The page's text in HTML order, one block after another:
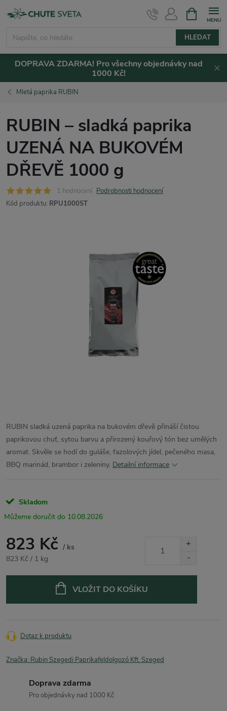
Přejít
HLEDAT
NÁKUPNÍ
KOŠÍK
DOPRAVA ZDARMA! Pro všechny objednávky nad
1000 Kč!
Mletá paprika RUBIN
RUBIN – sladká paprika
UZENÁ NA BUKOVÉM
DŘEVĚ 1000 g
1 hodnocení Podrobnosti hodnocení
Kód produktu: RPU1000ST
RUBIN sladká uzená paprika na bukovém dřevě přináší čistou
paprikovou chuť, sytou barvu a přirozený kouřový tón bez umělých
aromat. Skvěle se hodí do guláše, fazolových jídel, pečeného masa,
BBQ marinád, brambor i zeleniny. Detailní informace
Skladom
10.08.2026
823 Kč / ks
Měrná
823 Kč / 1 kg
VLOŽIT DO KOŠÍKU
Dotaz k produktu
Značka: Rubin Szegedi Paprikafeldolgozó Kft. Szeged
Doprava zdarma
Pro objednávky nad 1000 Kč